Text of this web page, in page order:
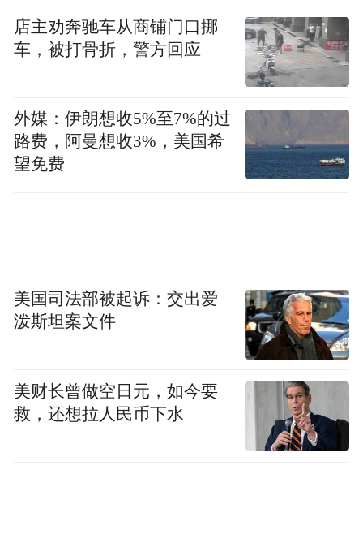
唱响了《长春等你来》。歌声悠扬，带着热
忱与期盼，向全球大学生发出邀请。现场充
满温情，速度滑冰世界冠军李奇时讲述着从
赛场拼搏到推广冰雪运动的奋斗故事，“顽强
拼搏”“退役不褪色”的进取精神，与吉林银行
“奋斗、服务、创新、合规、稳健”的企业核
“大冬会，长春行”，“行”是厚积底蕴、硬核
托举的“长春很行”；是实干笃行、全城奋进
的“长春在行”；是敞开怀抱、礼遇八方的“来
项、97小项，届时将汇聚全球数千名大学生
运动员，开启一场文化的交流与青春的狂
店主劝奔驰车从商铺门口挪
车，被打骨折，警方回应
外媒：伊朗想收5%至7%的过
路费，阿曼想收3%，美国希
望免费
美国司法部被起诉：交出爱
泼斯坦案文件
美财长曾做空日元，如今要
救，还想拉人民币下水